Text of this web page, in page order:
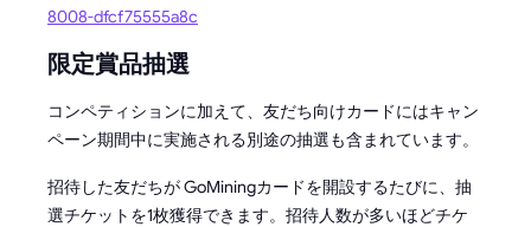
8008-dfcf75555a8c
限定賞品抽選
コンペティションに加えて、友だち向けカードにはキャン
ペーン期間中に実施される別途の抽選も含まれています。
招待した友だちが GoMiningカードを開設するたびに、抽
選チケットを1枚獲得できます。招待人数が多いほどチケ